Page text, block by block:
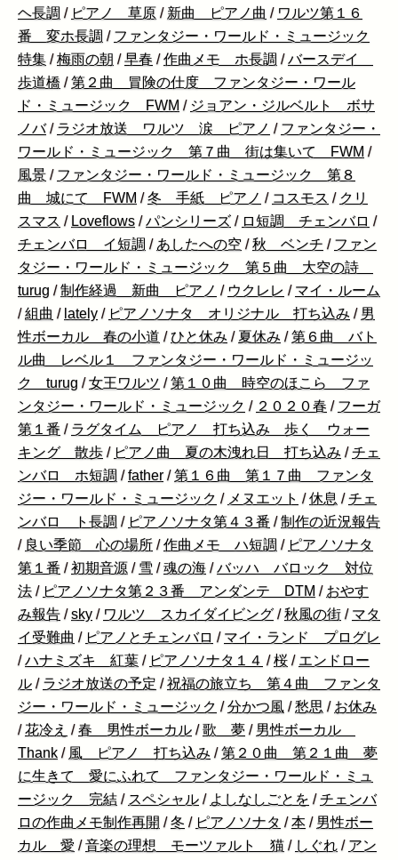
ヘ長調 / ピアノ 草原 / 新曲 ピアノ曲 / ワルツ第１６
番 変ホ長調 / ファンタジー・ワールド・ミュージック
特集 /梅雨の朝 /早春 /作曲メモ ホ長調 /バースデイ
歩道橋 /第２曲 冒険の仕度 ファンタジー・ワール
ド・ミュージック FWM / ジョアン・ジルベルト ボサ
ノバ / ラジオ放送 ワルツ 涙 ピアノ / ファンタジー・
ワールド・ミュージック 第７曲 街は集いて FWM /
風景 / ファンタジー・ワールド・ミュージック 第８
曲 城にて FWM /冬 手紙 ピアノ / コスモス / クリ
スマス / Loveflows /パンシリーズ / ロ短調 チェンバロ /
チェンバロ イ短調 / あしたへの空 /秋 ベンチ / ファン
タジー・ワールド・ミュージック 第５曲 大空の詩
turug /制作経過 新曲 ピアノ / ウクレレ / マイ・ルーム
/組曲 / lately / ピアノソナタ オリジナル 打ち込み / 男
性ボーカル 春の小道 /ひと休み / 夏休み /第６曲 バト
ル曲 レベル１ ファンタジー・ワールド・ミュージッ
ク turug /女王ワルツ /第１０曲 時空のほこら ファ
ンタジー・ワールド・ミュージック / ２０２０春 / フーガ
第１番 / ラグタイム ピアノ 打ち込み 歩く ウォー
キング 散歩 / ピアノ曲 夏の木洩れ日 打ち込み /チェ
ンバロ ホ短調 /father /第１６曲 第１７曲 ファンタ
ジー・ワールド・ミュージック / メヌエット /休息 /チェ
ンバロ ト長調 / ピアノソナタ第４３番 /制作の近況報告
/ 良い季節 心の場所 /作曲メモ ハ短調 / ピアノソナタ
第１番 /初期音源 / 雪 /魂の海 /バッハ バロック 対位
法 / ピアノソナタ第２３番 アンダンテ DTM / おやす
み報告 /sky / ワルツ スカイダイビング /秋風の街 / マタ
イ受難曲 / ピアノとチェンバロ / マイ・ランド プログレ
/ハナミズキ 紅葉 / ピアノソナタ１４ /桜 / エンドロー
ル / ラジオ放送の予定 /祝福の旅立ち 第４曲 ファンタ
ジー・ワールド・ミュージック /分かつ風 /愁思 / お休み
/花冷え /春 男性ボーカル /歌 夢 / 男性ボーカル
Thank / 風 ピアノ 打ち込み /第２０曲 第２１曲 夢
に生きて 愛にふれて ファンタジー・ワールド・ミュ
ージック 完結 / スペシャル / よしなしごとを /チェンバ
ロの作曲メモ制作再開 /冬 / ピアノソナタ /本 / 男性ボー
カル 愛 /音楽の理想 モーツァルト 猫 / しぐれ / アン